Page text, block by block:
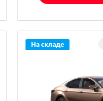
На складе